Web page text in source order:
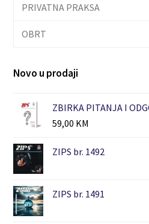
PRIVATNA PRAKSA
OBRT
Novo u prodaji
ZBIRKA PITANJA I
59,00 KM
ZIPS br. 1492
ZIPS br. 1491